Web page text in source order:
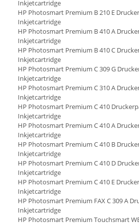
Inkjetcartridge
HP Photosmart Premium B 210 E
Inkjetcartridge
HP Photosmart Premium B 410 A
Inkjetcartridge
HP Photosmart Premium B 410 C
Inkjetcartridge
HP Photosmart Premium C 309 G
Inkjetcartridge
HP Photosmart Premium C 310 A
Inkjetcartridge
HP Photosmart Premium C 410
Inkjetcartridge
HP Photosmart Premium C 410 A
Inkjetcartridge
HP Photosmart Premium C 410 B
Inkjetcartridge
HP Photosmart Premium C 410 D
Inkjetcartridge
HP Photosmart Premium C 410 E
Inkjetcartridge
HP Photosmart Premium FAX C 309 A
Inkjetcartridge
HP Photosmart Premium Touchsmart